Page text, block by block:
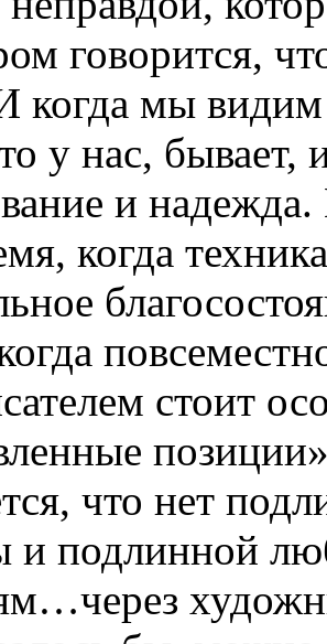
говорится,
когда мы
у нас, бывает,
и
когда
стоит
что нет
и подлинной